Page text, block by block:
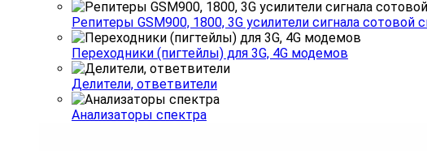
Репитеры GSM900, 1800, 3G усилители сигнала сотовой
Переходники (пигтейлы) для 3G, 4G модемов
Делители, ответвители
Анализаторы спектра